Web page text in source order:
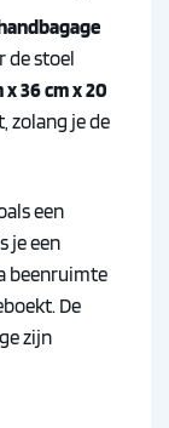
de stoel
x 36 cm x 20
zolang je de
een
je een
beenruimte
De
zijn